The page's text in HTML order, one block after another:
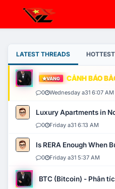
LATEST THREADS
VÀNG CẢNH BÁO
0 Wednesday a31 6:07 AM
Luxury Apartments in
0 Friday a31 6:13 AM
Is RERA Enough When
0 Friday a31 5:37 AM
BTC (Bitcoin) - Phân